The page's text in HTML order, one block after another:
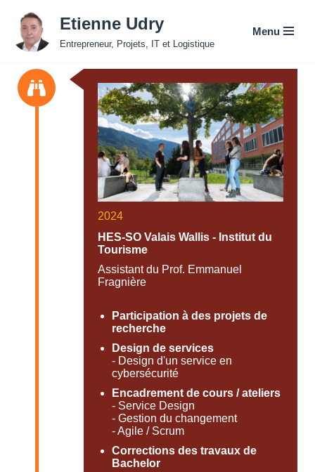
Aller
contenu
Etienne Udry
Entrepreneur, Projets, IT et Logistique
Menu
2024
HES-SO Valais Wallis - Institut du
Tourisme
Assistant du Prof. Emmanuel
Fragnière
Participation à des projets de
recherche
Design de services
- Design d'un service en
cybersécurité
Encadrement de cours / ateliers
- Service Design
- Gestion du changement
- Agile / Scrum
Corrections des travaux de
Bachelor